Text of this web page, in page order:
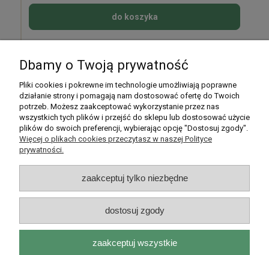
do koszyka
Moje konto
Płatności i dostawa
Informacje
O nas
Rarytasy Dolnośląskie | ul. Olszewskiego 99, 51-638 Wrocław |
Dbamy o Twoją prywatność
Pliki cookies i pokrewne im technologie umożliwiają poprawne
działanie strony i pomagają nam dostosować ofertę do Twoich
potrzeb. Możesz zaakceptować wykorzystanie przez nas
wszystkich tych plików i przejść do sklepu lub dostosować użycie
plików do swoich preferencji, wybierając opcję "Dostosuj zgody".
Więcej o plikach cookies przeczytasz w naszej Polityce
prywatności.
zaakceptuj tylko niezbędne
dostosuj zgody
zaakceptuj wszystkie